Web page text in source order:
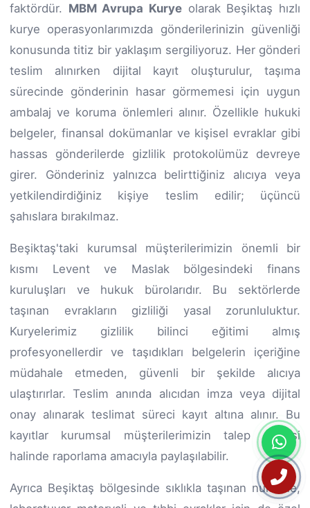
faktördür. MBM Avrupa Kurye olarak Beşiktaş hızlı
kurye operasyonlarımızda gönderilerinizin güvenliği
konusunda titiz bir yaklaşım sergiliyoruz. Her gönderi
teslim alınırken dijital kayıt oluşturulur, taşıma
sürecinde gönderinin hasar görmemesi için uygun
ambalaj ve koruma önlemleri alınır. Özellikle hukuki
belgeler, finansal dokümanlar ve kişisel evraklar gibi
hassas gönderilerde gizlilik protokolümüz devreye
girer. Gönderiniz yalnızca belirttiğiniz alıcıya veya
yetkilendirdiğiniz kişiye teslim edilir; üçüncü
şahıslara bırakılmaz.
Beşiktaş'taki kurumsal müşterilerimizin önemli bir
kısmı Levent ve Maslak bölgesindeki finans
kuruluşları ve hukuk bürolarıdır. Bu sektörlerde
taşınan evrakların gizliliği yasal zorunluluktur.
Kuryelerimiz gizlilik bilinci eğitimi almış
profesyonellerdir ve taşıdıkları belgelerin içeriğine
müdahale etmeden, güvenli bir şekilde alıcıya
ulaştırırlar. Teslim anında alıcıdan imza veya dijital
onay alınarak teslimat süreci kayıt altına alınır. Bu
kayıtlar kurumsal müşterilerimizin talep etmesi
halinde raporlama amacıyla paylaşılabilir.
Ayrıca Beşiktaş bölgesinde sıklıkla taşınan numune,